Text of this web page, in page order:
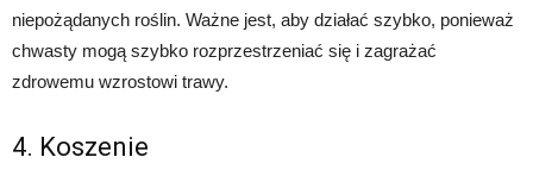
niepożądanych roślin. Ważne jest, aby działać szybko, ponieważ
chwasty mogą szybko rozprzestrzeniać się i zagrażać
zdrowemu wzrostowi trawy.
4. Koszenie